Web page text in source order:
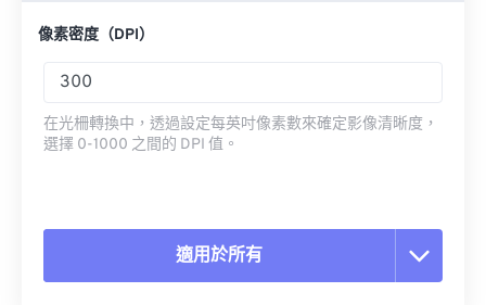
像素密度（DPI）
在光柵轉換中，透過設定每英吋像素數來確定影像清晰度，
選擇 0-1000 之間的 DPI 值。
適用於所有